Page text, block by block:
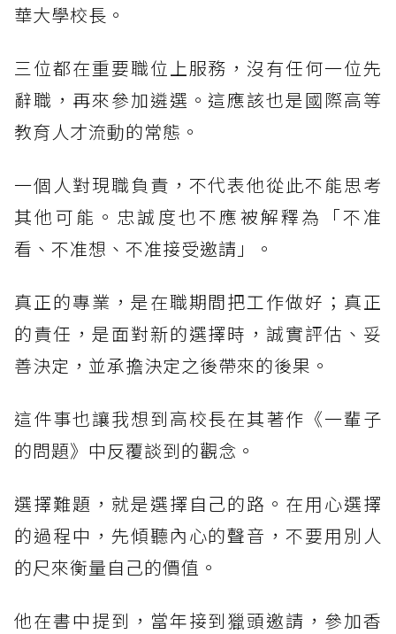
華大學校長。
三位都在重要職位上服務，沒有任何一位先
辭職，再來參加遴選。這應該也是國際高等
教育人才流動的常態。
一個人對現職負責，不代表他從此不能思考
其他可能。忠誠度也不應被解釋為「不准
看、不准想、不准接受邀請」。
真正的專業，是在職期間把工作做好；真正
的責任，是面對新的選擇時，誠實評估、妥
善決定，並承擔決定之後帶來的後果。
這件事也讓我想到高校長在其著作《一輩子
的問題》中反覆談到的觀念。
選擇難題，就是選擇自己的路。在用心選擇
的過程中，先傾聽內心的聲音，不要用別人
的尺來衡量自己的價值。
他在書中提到，當年接到獵頭邀請，參加香